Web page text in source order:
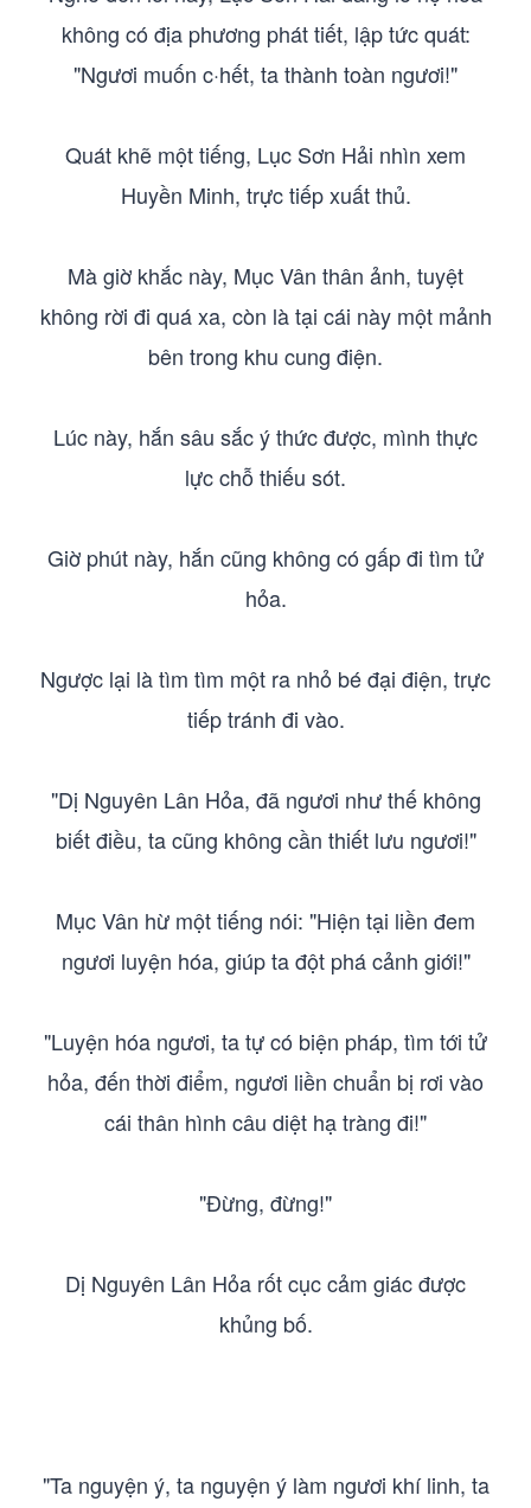
không có địa phương phát tiết, lập tức quát:
"Ngươi muốn c·hết, ta thành toàn ngươi!"
Quát khẽ một tiếng, Lục Sơn Hải nhìn xem
Huyền Minh, trực tiếp xuất thủ.
Mà giờ khắc này, Mục Vân thân ảnh, tuyệt
không rời đi quá xa, còn là tại cái này một mảnh
bên trong khu cung điện.
Lúc này, hắn sâu sắc ý thức được, mình thực
lực chỗ thiếu sót.
Giờ phút này, hắn cũng không có gấp đi tìm tử
hỏa.
Ngược lại là tìm tìm một ra nhỏ bé đại điện, trực
tiếp tránh đi vào.
"Dị Nguyên Lân Hỏa, đã ngươi như thế không
biết điều, ta cũng không cần thiết lưu ngươi!"
Mục Vân hừ một tiếng nói: "Hiện tại liền đem
ngươi luyện hóa, giúp ta đột phá cảnh giới!"
"Luyện hóa ngươi, ta tự có biện pháp, tìm tới tử
hỏa, đến thời điểm, ngươi liền chuẩn bị rơi vào
cái thân hình câu diệt hạ tràng đi!"
"Đừng, đừng!"
Dị Nguyên Lân Hỏa rốt cục cảm giác được
khủng bố.
"Ta nguyện ý, ta nguyện ý làm ngươi khí linh, ta